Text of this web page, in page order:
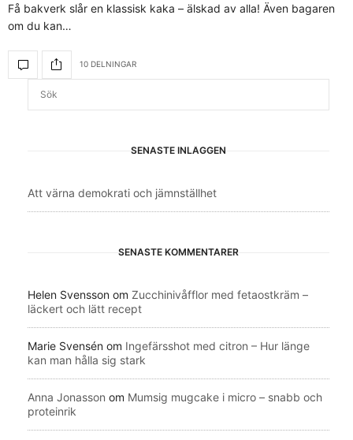
Få bakverk slår en klassisk kaka – älskad av alla! Även bagaren
om du kan…
10 DELNINGAR
SENASTE INLÄGGEN
Att värna demokrati och jämnställhet
SENASTE KOMMENTARER
Helen Svensson om Zucchinivåfflor med fetaostkräm –
läckert och lätt recept
Marie Svensén om Ingefärsshot med citron – Hur länge
kan man hålla sig stark
Anna Jonasson om Mumsig mugcake i micro – snabb och
proteinrik